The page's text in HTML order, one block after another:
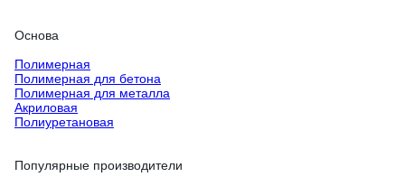
Основа
Полимерная
Полимерная для бетона
Полимерная для металла
Акриловая
Полиуретановая
Популярные производители